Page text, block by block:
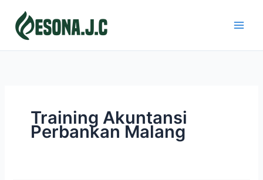
content
Training Akuntansi
Perbankan Malang